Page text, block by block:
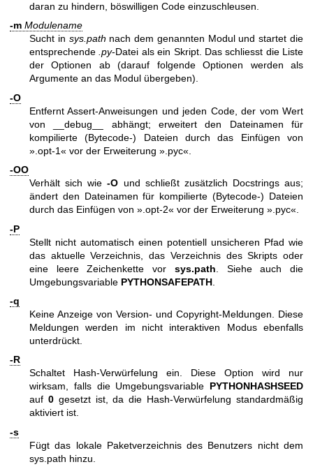
daran zu hindern, böswilligen Code einzuschleusen.
-m Modulename
Sucht in sys.path nach dem genannten Modul und startet die
entsprechende.py-Datei als ein Skript. Das schliesst die Liste
der Optionen ab (darauf folgende Optionen werden als
Argumente an das Modul übergeben).
-O
Entfernt Assert-Anweisungen und jeden Code, der vom Wert
von __debug__ abhängt; erweitert den Dateinamen für
kompilierte (Bytecode-) Dateien durch das Einfügen von
».opt-1« vor der Erweiterung ».pyc«.
-OO
Verhält sich wie-O und schließt zusätzlich Docstrings aus;
ändert den Dateinamen für kompilierte (Bytecode-) Dateien
durch das Einfügen von ».opt-2« vor der Erweiterung ».pyc«.
-P
Stellt nicht automatisch einen potentiell unsicheren Pfad wie
das aktuelle Verzeichnis, das Verzeichnis des Skripts oder
eine leere Zeichenkette vor sys.path . Siehe auch die
Umgebungsvariable PYTHONSAFEPATH
-q
Keine Anzeige von Version- und Copyright-Meldungen. Diese
Meldungen werden im nicht interaktiven Modus ebenfalls
unterdrückt.
-R
Schaltet Hash-Verwürfelung ein. Diese Option wird nur
wirksam, falls die Umgebungsvariable PYTHONHASHSEED
auf 0gesetzt ist, da die Hash-Verwürfelung standardmäßig
aktiviert ist.
-s
Fügt das lokale Paketverzeichnis des Benutzers nicht dem
sys.path hinzu.